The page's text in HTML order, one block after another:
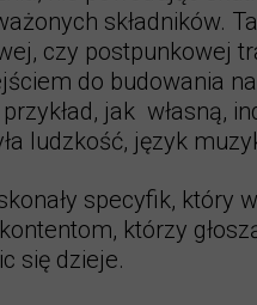
składników.
czy postpunkowej
do budowania
jak własną,
ludzkość, język
specyfik, który
którzy
się dzieje.